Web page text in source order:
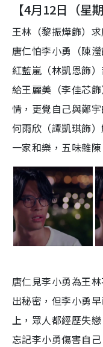
【4月12日（星
王林（黎振燁飾）
唐仁怕李小勇（陳
紅藍嵐（林凱恩飾
給王麗美（李佳芯
情，更覺自己與鄭
何雨欣（譚凱琪飾
一家和樂，五味雜陳
唐仁見李小勇為王
出秘密，但李小勇
上，眾人都經歷失
忘記李小勇傷害自